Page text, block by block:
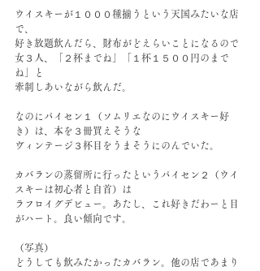
ウイスキーが１０００種揃うという天国みたいな店
で、
好き放題飲んだら、財布がどえらいことになるので
女３人、「２杯までね」「１杯１５００円のまで
ね」と
牽制しあいながら飲んだ。
なのにパイセン１（ソムリエなのにウイスキー好
き）は、本を３冊買えそうな
ヴィンテージ３杯目をうまそうにのんでいた。
カバランの蒸留所に行ったというパイセン２（ウイ
スキーは初心者と自首）は
ラフロイグデビュー。あたし、これ好きだわーと目
がハート。良い傾向です。
（写真）
どうしても飲みたかったカバラン。他の店であまり